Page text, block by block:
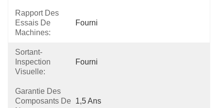
Rapport Des
Essais De
Machines:
Fourni
Sortant-
Inspection
Visuelle:
Fourni
Garantie Des
Composants De 1,5 Ans